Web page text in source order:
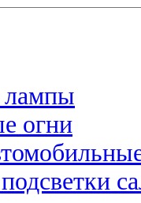
лампы
огни